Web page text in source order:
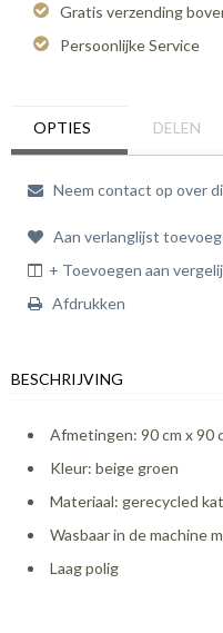
Gratis verzending
Persoonlijke Service
OPTIES DELEN
Neem contact op over
Aan verlanglijst
+ Toevoegen aan
Afdrukken
BESCHRIJVING
Afmetingen: 90 cm x 90
Kleur: beige groen
Materiaal: gerecycled
Wasbaar in de machine
Laag polig